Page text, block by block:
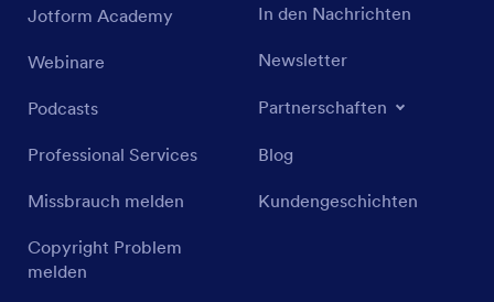
Jotform Academy
Webinare
Podcasts
Professional Services
Missbrauch melden
Copyright Problem
melden
In den Nachrichten
Newsletter
Partnerschaften
Blog
Kundengeschichten